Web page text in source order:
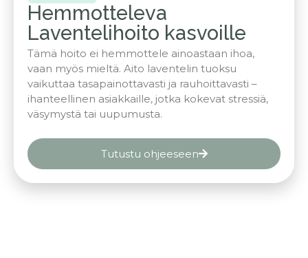
Hemmotteleva
Laventelihoito kasvoille
Tämä hoito ei hemmottele ainoastaan ihoa,
vaan myös mieltä. Aito laventelin tuoksu
vaikuttaa tasapainottavasti ja rauhoittavasti –
ihanteellinen asiakkaille, jotka kokevat stressiä,
väsymystä tai uupumusta.
Tutustu ohjeeseen